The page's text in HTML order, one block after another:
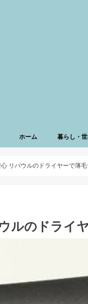
ホーム 暮らし・
リバウルのドライヤーで薄
ルのドライ